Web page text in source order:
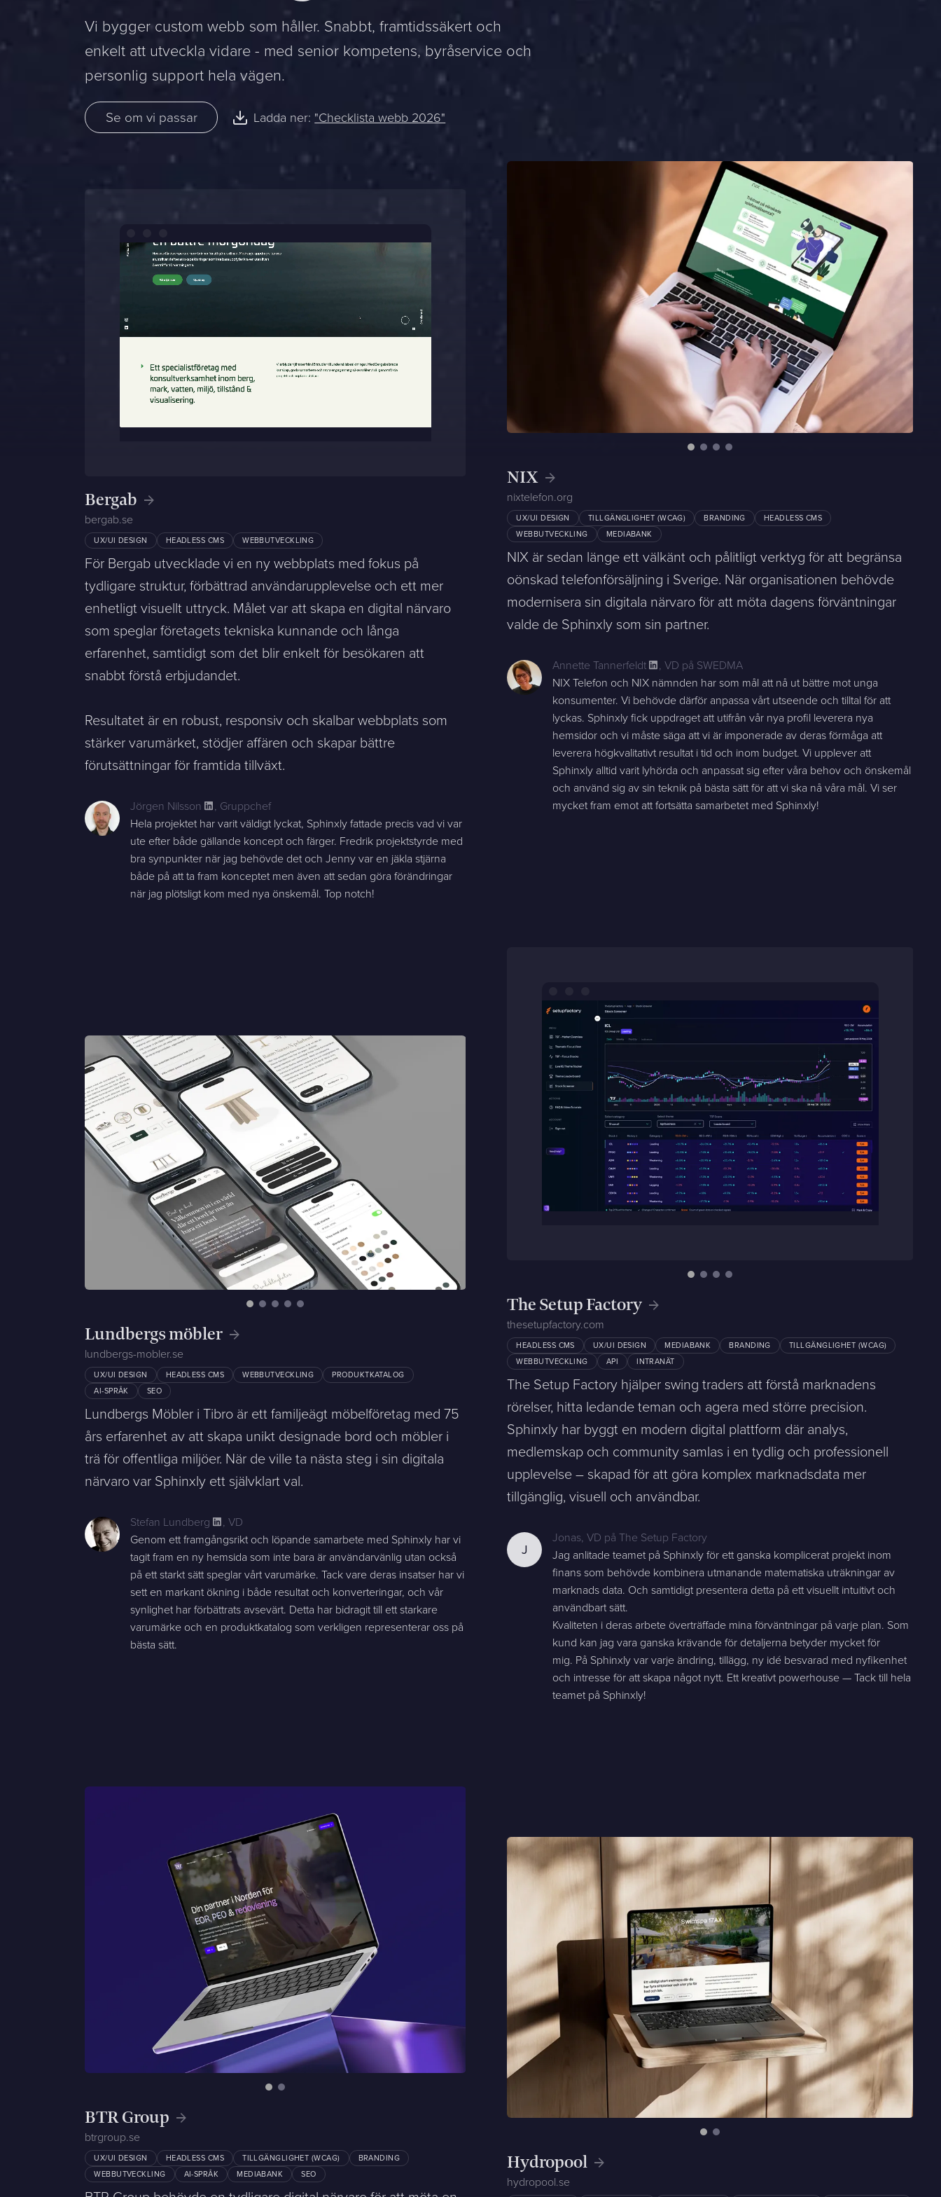
Kontakt
Berätta om er verksamhet, er vision och ert nuläge. Vi återkommer oftast redan samma dag
Företag *
Telefon *
Bifoga en fil
Det är OK att Sphinxly använder mina uppgifter för att kontakta mig. (integritetspolicy
Sphinxly AB
Banérgatan 44
+468-665 00 30
hej@sphinxly.se
Befintlig kund? Support
Vi bygger custom webb som håller. Snabbt, framtidssäkert och
enkelt att utveckla vidare - med senior kompetens, byråservice och
personlig support hela vägen.
Se om vi passar Ladda ner: "Checklista webb 2026"
Bergab
bergab.se
UX/UI DESIGN HEADLESS CMS WEBBUTVECKLING
För Bergab utvecklade vi en ny webbplats med fokus på
tydligare struktur, förbättrad användarupplevelse och ett mer
enhetligt visuellt uttryck. Målet var att skapa en digital närvaro
som speglar företagets tekniska kunnande och långa
erfarenhet, samtidigt som det blir enkelt för besökaren att
snabbt förstå erbjudandet.
Resultatet är en robust, responsiv och skalbar webbplats som
stärker varumärket, stödjer affären och skapar bättre
förutsättningar för framtida tillväxt.
Jörgen Nilsson , Gruppchef
Hela projektet har varit väldigt lyckat, Sphinxly fattade precis vad vi var
ute efter både gällande koncept och färger. Fredrik projektstyrde med
bra synpunkter när jag behövde det och Jenny var en jäkla stjärna
både på att ta fram konceptet men även att sedan göra förändringar
när jag plötsligt kom med nya önskemål. Top notch!
Lundbergs möbler
lundbergs-mobler.se
UX/UI DESIGN HEADLESS CMS WEBBUTVECKLING
PRODUKTKATALOG
AI-SPRÅK
SEO
Lundbergs Möbler i Tibro är ett familjeägt möbelföretag med 75
års erfarenhet av att skapa unikt designade bord och möbler i
trä för offentliga miljöer. När de ville ta nästa steg i sin digitala
närvaro var Sphinxly ett självklart val.
Stefan Lundberg , VD
Genom ett framgångsrikt och löpande samarbete med Sphinxly har vi
tagit fram en ny hemsida som inte bara är användarvänlig utan också
på ett starkt sätt speglar vårt varumärke. Tack vare deras insatser har vi
sett en markant ökning i både resultat och konverteringar, och vår
synlighet har förbättrats avsevärt. Detta har bidragit till ett starkare
varumärke och en produktkatalog som verkligen representerar oss på
bästa sätt.
BTR Group
btrgroup.se
UX/UI DESIGN HEADLESS CMS TILLGÄNGLIGHET (WCAG)
BRANDING
WEBBUTVECKLING
AI-SPRÅK MEDIABANK SEO
NIX
nixtelefon.org
UX/UI DESIGN TILLGÄNGLIGHET (WCAG) BRANDING
HEADLESS CMS
WEBBUTVECKLING
MEDIABANK
NIX är sedan länge ett välkänt och pålitligt verktyg för att begränsa
oönskad telefonförsäljning i Sverige. När organisationen behövde
modernisera sin digitala närvaro för att möta dagens förväntningar
valde de Sphinxly som sin partner.
Annette Tannerfeldt , VD på SWEDMA
NIX Telefon och NIX nämnden har som mål att nå ut bättre mot unga
konsumenter. Vi behövde därför anpassa vårt utseende och tilltal för att
lyckas. Sphinxly fick uppdraget att utifrån vår nya profil leverera nya
hemsidor och vi måste säga att vi är imponerade av deras förmåga att
leverera högkvalitativt resultat i tid och inom budget. Vi upplever att
Sphinxly alltid varit lyhörda och anpassat sig efter våra behov och önskemål
och använd sig av sin teknik på bästa sätt för att vi ska nå våra mål. Vi ser
mycket fram emot att fortsätta samarbetet med Sphinxly!
The Setup Factory
thesetupfactory.com
HEADLESS CMS UX/UI DESIGN MEDIABANK BRANDING
TILLGÄNGLIGHET (WCAG)
WEBBUTVECKLING
API INTRANÄT
The Setup Factory hjälper swing traders att förstå marknadens
rörelser, hitta ledande teman och agera med större precision.
Sphinxly har byggt en modern digital plattform där analys,
medlemskap och community samlas i en tydlig och professionell
upplevelse – skapad för att göra komplex marknadsdata mer
tillgänglig, visuell och användbar.
J
Jonas, VD på The Setup Factory
Jag anlitade teamet på Sphinxly för ett ganska komplicerat projekt inom
finans som behövde kombinera utmanande matematiska uträkningar av
marknads data. Och samtidigt presentera detta på ett visuellt intuitivt och
användbart sätt.
Kvaliteten i deras arbete överträffade mina förväntningar på varje plan. Som
kund kan jag vara ganska krävande för detaljerna betyder mycket för
mig. På Sphinxly var varje ändring, tillägg, ny idé besvarad med nyfikenhet
och intresse för att skapa något nytt. Ett kreativt powerhouse — Tack till hela
teamet på Sphinxly!
Hydropool
hydropool.se